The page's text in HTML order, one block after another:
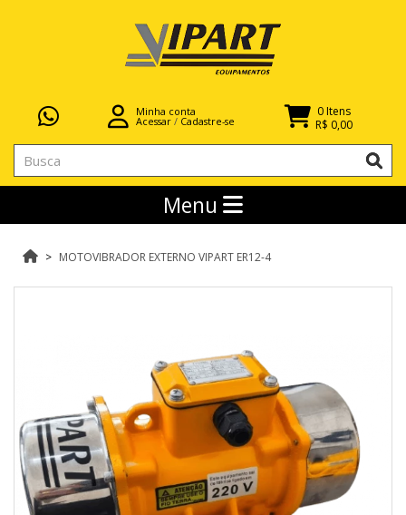
Minha conta
Acessar / Cadastre-se
0 Itens
R$ 0,00
Menu
MOTOVIBRADOR EXTERNO VIPART ER12-4